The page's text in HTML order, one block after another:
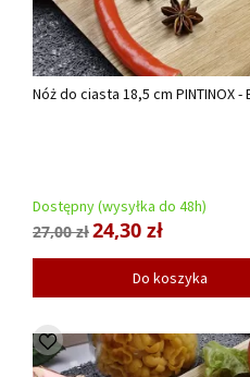
Nóż do ciasta 18,5 cm PINTINOX -
Dostępny (wysyłka do 48h)
27,00 zł24,30 zł
Do koszyka